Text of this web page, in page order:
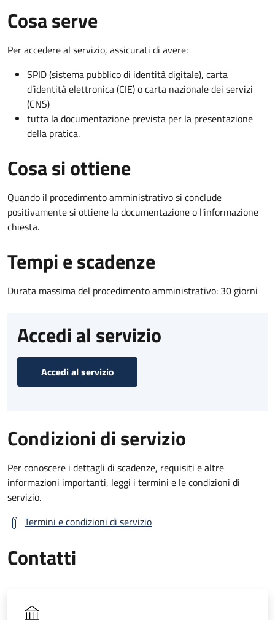
Cosa serve
Per accedere al servizio, assicurati di avere:
SPID (sistema pubblico di identità digitale), carta
d’identità elettronica (CIE) o carta nazionale dei servizi
(CNS)
tutta la documentazione prevista per la presentazione
della pratica.
Cosa si ottiene
Quando il procedimento amministrativo si conclude
positivamente si ottiene la documentazione o l'informazione
chiesta.
Tempi e scadenze
Durata massima del procedimento amministrativo: 30 giorni
Accedi al servizio
Accedi al servizio
Condizioni di servizio
Per conoscere i dettagli di scadenze, requisiti e altre
informazioni importanti, leggi i termini e le condizioni di
servizio.
Termini e condizioni di servizio
Contatti